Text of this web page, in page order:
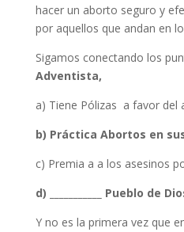
hacer un aborto seguro y
por aquellos que andan en
Sigamos conectando los
Adventista,
a) Tiene Pólizas a favor del
b) Práctica Abortos en
c) Premia a a los asesinos
d) ___________ Pueblo de
Y no es la primera vez que